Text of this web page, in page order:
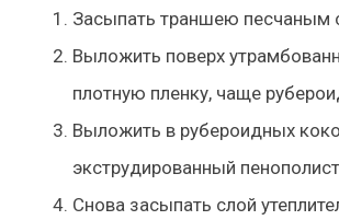
Засыпать траншею песчаным
Выложить поверх
плотную пленку, чаще
Выложить в рубероидных
экструдированный
Снова засыпать слой